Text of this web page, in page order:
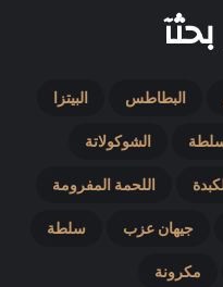
البطاطس البيتزا
الشوكولاتة
اللحمة المفرومة
جيهان عزب سلطة
مكرونة